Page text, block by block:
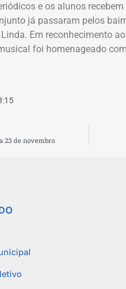
e os alunos
já passaram pelos
Em reconhecimento
foi homenageado
23 de novembro